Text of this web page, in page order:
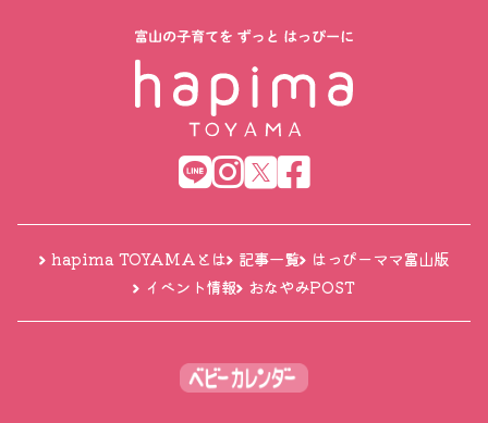
hapima TOYAMAとは 記事一覧
はっぴーママ富山版
イベント情報
おなやみPOST